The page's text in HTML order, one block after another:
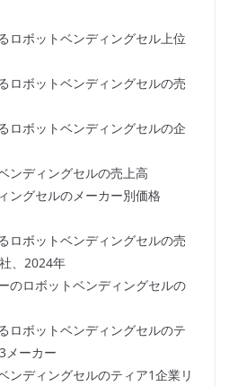
ロボットベンディングセル上位
ロボットベンディングセルの売
ロボットベンディングセルの企
ンディングセルの売上高
ングセルのメーカー別価格
ロボットベンディングセルの売
、2024年
のロボットベンディングセルの
ロボットベンディングセルのテ
メーカー
ディングセルのティア1企業リ